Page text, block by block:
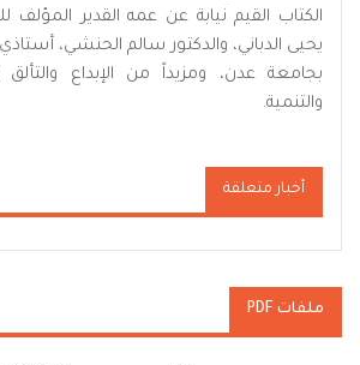
الكتاب القيم نيابة عن عمه القدير المؤلف
يحيى الدباني، والدكتور سالم الحنشي، أستاذي
بجامعة عدن، ومزيداً من الإبداع والتألق
والتنمية.
أخبار متعلقة
ملفات PDF